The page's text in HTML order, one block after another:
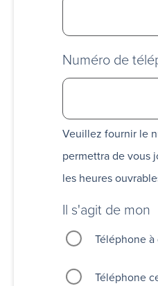
Numéro de
Veuillez fournir le
permettra de vous
les heures
Il s'agit de mon
Téléphone
Téléphone